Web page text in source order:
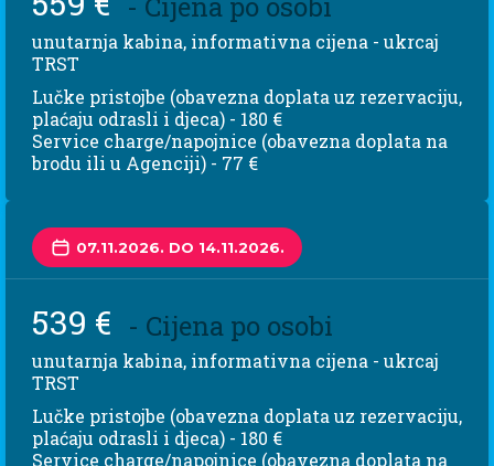
unutarnja kabina, informativna cijena - ukrcaj
TRST
Lučke pristojbe (obavezna doplata uz rezervaciju,
plaćaju odrasli i djeca) - 180 €
Service charge/napojnice (obavezna doplata na
brodu ili u Agenciji) - 77 €
07.11.2026. DO 14.11.2026.
539 € - Cijena po osobi
unutarnja kabina, informativna cijena - ukrcaj
TRST
Lučke pristojbe (obavezna doplata uz rezervaciju,
plaćaju odrasli i djeca) - 180 €
Service charge/napojnice (obavezna doplata na